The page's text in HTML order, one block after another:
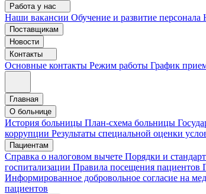
Работа у нас
Наши вакансии Обучение и развитие персонала
Поставщикам
Новости
Контакты
Основные контакты Режим работы График
Главная
О больнице
История больницы План-схема больницы
коррупции Результаты специальной оценки
Пациентам
Справка о налоговом вычете Порядки и
госпитализации Правила посещения пациентов
Информированное добровольное согласие на
пациентов